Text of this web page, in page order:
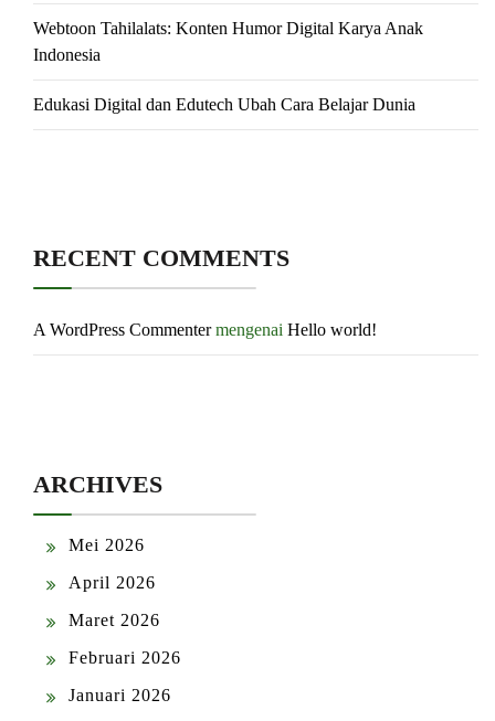
Webtoon Tahilalats: Konten Humor Digital Karya Anak
Indonesia
Edukasi Digital dan Edutech Ubah Cara Belajar Dunia
RECENT COMMENTS
A WordPress Commentermengenai Hello world!
ARCHIVES
Mei 2026
April 2026
Maret 2026
Februari 2026
Januari 2026